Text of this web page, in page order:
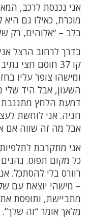
אני נכנסת לרכב,
מוכרת, כאילו גם
בלב – “אלוהים, רק
בדרך לרחוב הרצל
קו 37 חוסם חצי
ומישהו צופר עליו
השעון, אבל היד
דמעת הלחץ מתגנבת
חניה. אני לוחשת
אבל מה זה שווה אם
אני מתקרבת
כל מקום תפוס.
רוורס בלי להסתכל.
– מישהי יוצאת עם
מתביישת, ותופסת
מלאך אומר “זה שלך”.